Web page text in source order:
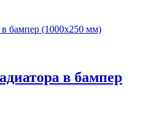
в бампер